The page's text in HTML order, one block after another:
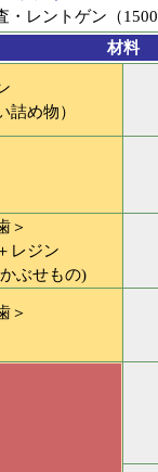
レントゲン（
材料
詰め物）
＞
レジン
ぶせもの)
＞